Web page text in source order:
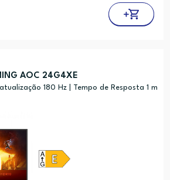
AOC 24G4XE
180 Hz | Tempo de Resposta 1 m